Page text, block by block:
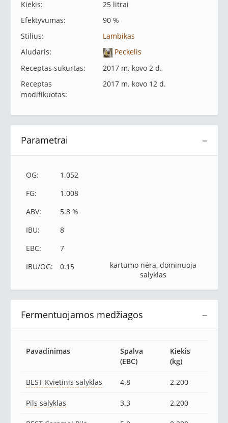
Kiekis:
25 litrai
Efektyvumas:
90 %
Stilius:
Lambikas
Aludaris:
Peckelis
Receptas sukurtas:
2017 m. kovo 2 d.
Receptas
modifikuotas:
2017 m. kovo 12 d.
−
Parametrai
OG:
1.052
FG:
1.008
ABV:
5.8 %
IBU:
8
EBC:
7
IBU/OG:
0.15
kartumo nėra, dominuoja
salyklas
−
Fermentuojamos medžiagos
Pavadinimas
Spalva
(EBC)
Kiekis
(kg)
BEST Kvietinis salyklas 4.8 2.200
Pils salyklas 3.3 2.200